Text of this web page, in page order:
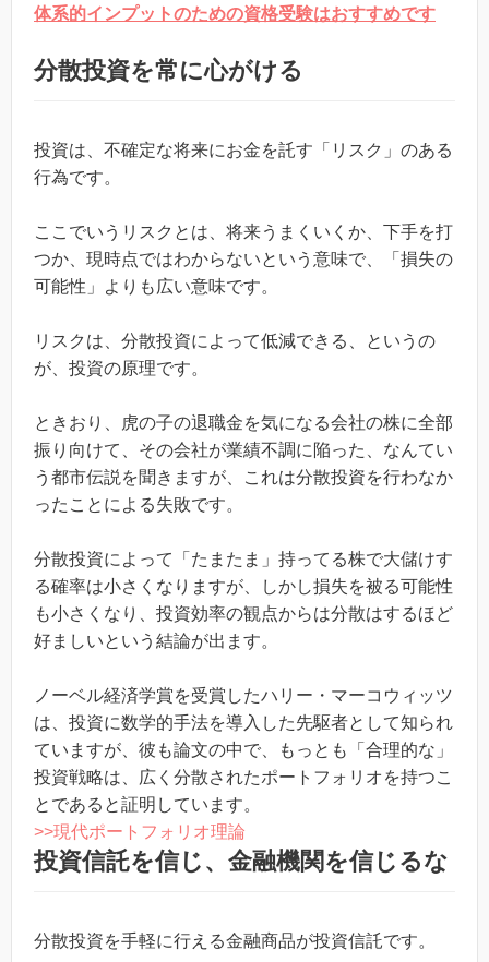
体系的インプットのための資格受験はおすすめです
分散投資を常に心がける
投資は、不確定な将来にお金を託す「リスク」のある
行為です。
ここでいうリスクとは、将来うまくいくか、下手を打
つか、現時点ではわからないという意味で、「損失の
可能性」よりも広い意味です。
リスクは、分散投資によって低減できる、というの
が、投資の原理です。
ときおり、虎の子の退職金を気になる会社の株に全部
振り向けて、その会社が業績不調に陥った、なんてい
う都市伝説を聞きますが、これは分散投資を行わなか
ったことによる失敗です。
分散投資によって「たまたま」持ってる株で大儲けす
る確率は小さくなりますが、しかし損失を被る可能性
も小さくなり、投資効率の観点からは分散はするほど
好ましいという結論が出ます。
ノーベル経済学賞を受賞したハリー・マーコウィッツ
は、投資に数学的手法を導入した先駆者として知られ
ていますが、彼も論文の中で、もっとも「合理的な」
投資戦略は、広く分散されたポートフォリオを持つこ
とであると証明しています。
>>現代ポートフォリオ理論
投資信託を信じ、金融機関を信じるな
分散投資を手軽に行える金融商品が投資信託です。